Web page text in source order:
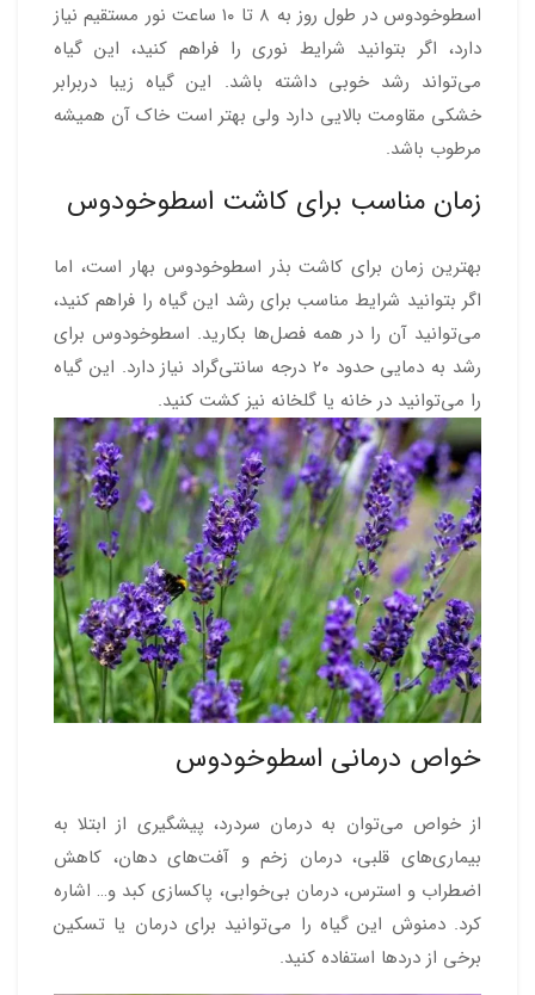
اسطوخودوس در طول روز به ۸ تا ۱۰ ساعت نور مستقیم نیاز
دارد، اگر بتوانید شرایط نوری را فراهم کنید، این گیاه
می‌تواند رشد خوبی داشته باشد. این گیاه زیبا دربرابر
خشکی مقاومت بالایی دارد ولی بهتر است خاک آن همیشه
مرطوب باشد.
زمان مناسب برای کاشت اسطوخودوس
بهترین زمان برای کاشت بذر اسطوخودوس بهار است، اما
اگر بتوانید شرایط مناسب برای رشد این گیاه را فراهم کنید،
می‌توانید آن را در همه فصل‌ها بکارید. اسطوخودوس برای
رشد به دمایی حدود ۲۰ درجه سانتی‌گراد نیاز دارد. این گیاه
را می‌توانید در خانه یا گلخانه نیز کشت کنید.
خواص درمانی اسطوخودوس
از خواص می‌توان به درمان سردرد، پیشگیری از ابتلا به
بیماری‌های قلبی، درمان زخم و آفت‌های دهان، کاهش
اضطراب و استرس، درمان بی‌خوابی، پاکسازی کبد و… اشاره
کرد. دمنوش این گیاه را می‌توانید برای درمان یا تسکین
برخی از دردها استفاده کنید.